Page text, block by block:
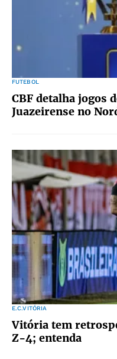
FUTEBOL
CBF detalha jogos
Juazeirense no
E.C.VITÓRIA
Vitória tem
Z-4; entenda